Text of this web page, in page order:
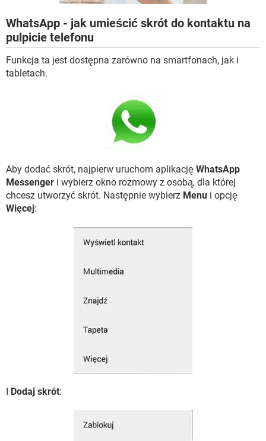
WhatsApp - jak umieścić skrót do kontaktu na
pulpicie telefonu
Funkcja ta jest dostępna zarówno na smartfonach, jak i
tabletach.
Aby dodać skrót, najpierw uruchom aplikację WhatsApp
Messenger i wybierz okno rozmowy z osobą, dla której
chcesz utworzyć skrót. Następnie wybierz Menu i opcję
Więcej:
Dodaj skrót: